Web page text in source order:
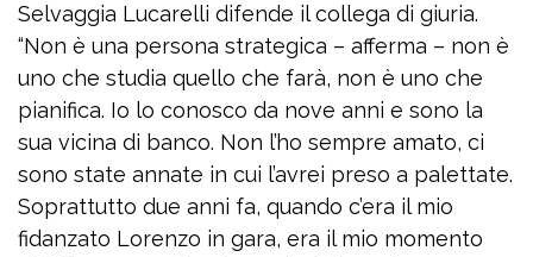
Selvaggia Lucarelli difende il collega di giuria.
“Non è una persona strategica – afferma – non è
uno che studia quello che farà, non è uno che
pianifica. Io lo conosco da nove anni e sono la
sua vicina di banco. Non l’ho sempre amato, ci
sono state annate in cui l’avrei preso a palettate.
Soprattutto due anni fa, quando c’era il mio
fidanzato Lorenzo in gara, era il mio momento